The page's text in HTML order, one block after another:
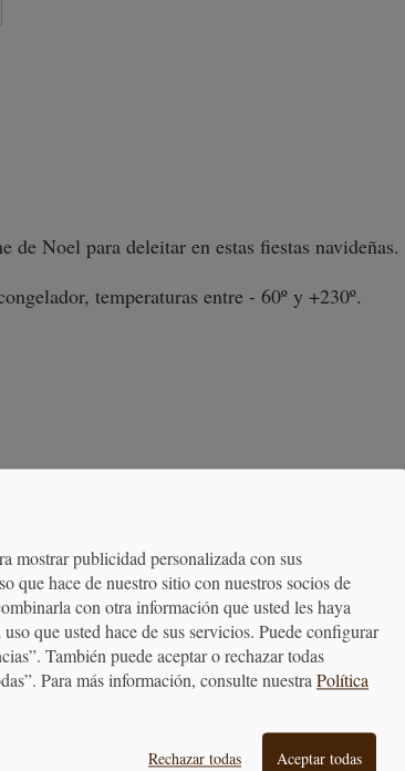
Noel para deleitar en estas fiestas navideñas.
temperaturas entre - 60º y +230º.
mostrar publicidad personalizada con sus
que hace de nuestro sitio con nuestros socios de
con otra información que usted les haya
que usted hace de sus servicios. Puede configurar
También puede aceptar o rechazar todas
Para más información, consulte nuestraPolítica
Rechazar todas Aceptar todas